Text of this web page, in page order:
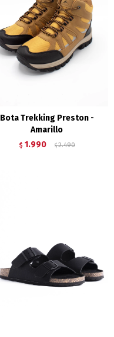
Bota Trekking Preston -
Amarillo
$ 1.990 $ 2.490